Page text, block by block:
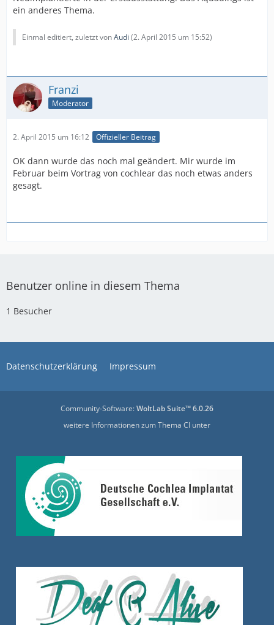
ein anderes Thema.
Einmal editiert, zuletzt vonAudi (2. April 2015 um 15:52)
Franzi
Moderator
2. April 2015 um 16:12 Offizieller Beitrag
OK dann wurde das noch mal geändert. Mir wurde im
Februar beim Vortrag von cochlear das noch etwas anders
gesagt.
Benutzer online in diesem Thema
1 Besucher
Datenschutzerklärung Impressum
Community-Software:WoltLab Suite™ 6.0.26
weitere Informationen zum Thema CI unter